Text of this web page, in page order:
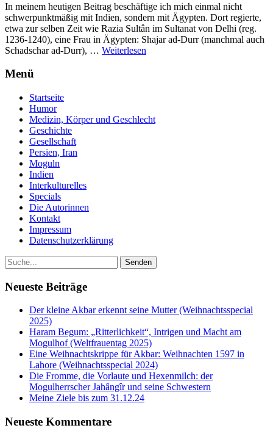
In meinem heutigen Beitrag beschäftige ich mich einmal nicht
schwerpunktmäßig mit Indien, sondern mit Ägypten. Dort regierte,
etwa zur selben Zeit wie Razia Sultân im Sultanat von Delhi (reg.
1236-1240), eine Frau in Ägypten: Shajar ad-Durr (manchmal auch
Schadschar ad-Durr), … Weiterlesen
Menü
Startseite
Humor
Medizin, Körper und Geschlecht
Geschichte
Gesellschaft
Persien, Iran
Moguln
Indien
Interkulturelles
Specials
Die Autorinnen
Kontakt
Impressum
Datenschutzerklärung
Neueste Beiträge
Der kleine Akbar erkennt seine Mutter (Weihnachtsspecial
2025)
Haram Begum: „Ritterlichkeit“, Intrigen und Macht am
Mogulhof (Weltfrauentag 2025)
Eine Weihnachtskrippe für Akbar: Weihnachten 1597 in
Lahore (Weihnachtsspecial 2024)
Die Fromme, die Vorlaute und Hexenmilch: der
Mogulherrscher Jahângîr und seine Schwestern
Meine Ziele bis zum 31.12.24
Neueste Kommentare